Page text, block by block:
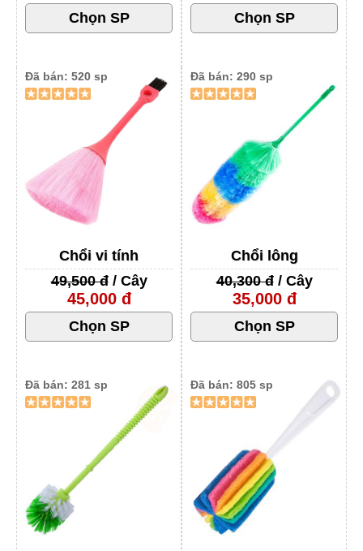
Chổi lông
40,300 đ/ Cây
35,000 đ
Đã bán: 290 sp
Chổi vi tính
49,500 đ/ Cây
45,000 đ
Đã bán: 520 sp
Đã bán: 805 sp
Đã bán: 281 sp